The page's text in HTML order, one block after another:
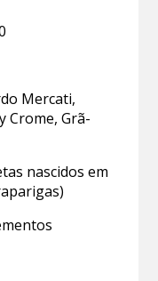
Mercati,
Crome, Grã-
nascidos em